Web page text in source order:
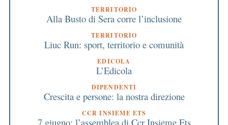
TERRITORIO
Alla Busto di Sera corre l’inclusione
TERRITORIO
Liuc Run: sport, territorio e comunità
EDICOLA
L’Edicola
DIPENDENTI
Crescita e persone: la nostra direzione
CCR INSIEME ETS
7 giugno: l’assemblea di Ccr Insieme Ets